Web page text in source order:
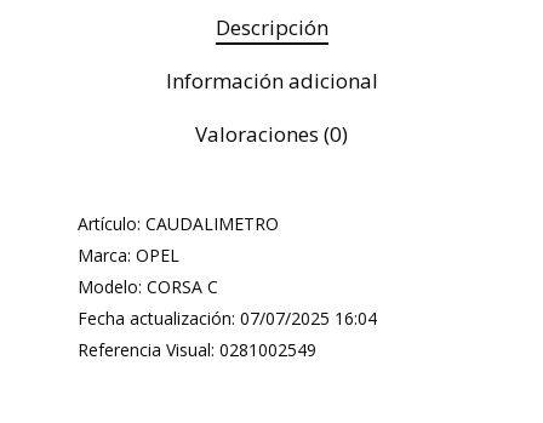
Descripción
Información adicional
Valoraciones (0)
Artículo: CAUDALIMETRO
Marca: OPEL
Modelo: CORSA C
Fecha actualización: 07/07/2025 16:04
Referencia Visual: 0281002549